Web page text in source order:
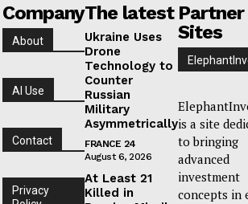
Company
About
AI Use
Contact
Privacy
The latest
Ukraine Uses
Drone
Technology to
Counter
Russian
Military
Asymmetrically
FRANCE 24
August 6, 2026
At Least 21
Killed in
Partner
Sites
is a site
to bringing
advanced
investment
concepts in